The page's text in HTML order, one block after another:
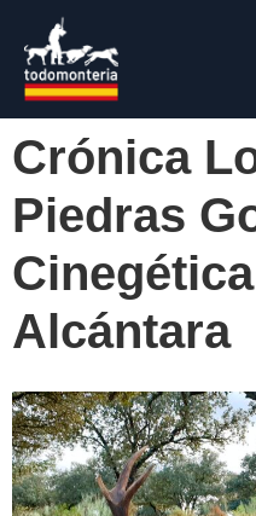
Crónica
Piedras
Alcántara